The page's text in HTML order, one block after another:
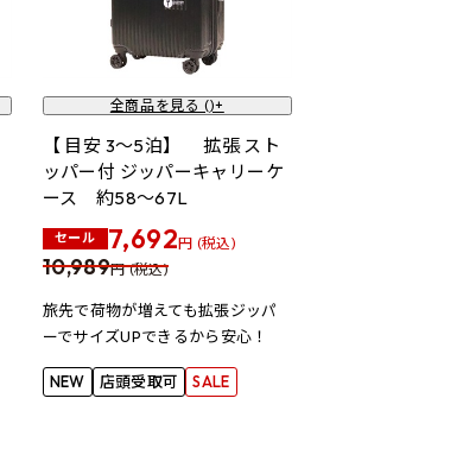
全商品を見る ()+
【 目安 3～5泊】 拡張 スト
ッパー付 ジッパーキャリーケ
ース 約58～67L
セール 7,692円 (税込)
10,989円 (税込)
旅先で荷物が増えても拡張ジッパ
ーでサイズUPできるから安心！
NEW 店頭受取可 SALE